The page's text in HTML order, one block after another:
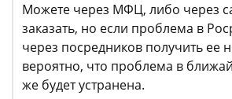
Можете через МФЦ, либо через
заказать, но если проблема в
через посредников получить ее
вероятно, что проблема в
же будет устранена.